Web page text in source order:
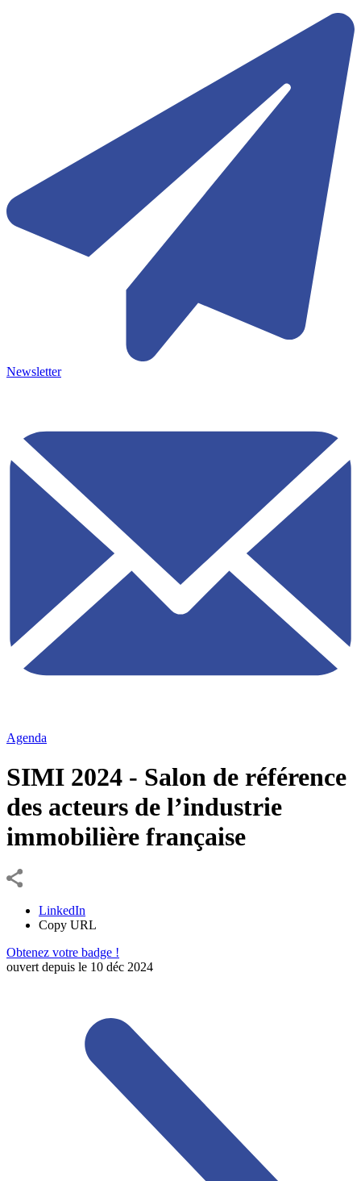
Newsletter
Agenda
SIMI 2024 - Salon de référence
des acteurs de l’industrie
immobilière française
LinkedIn
Copy URL
Obtenez votre badge !
ouvert depuis le 10 déc 2024